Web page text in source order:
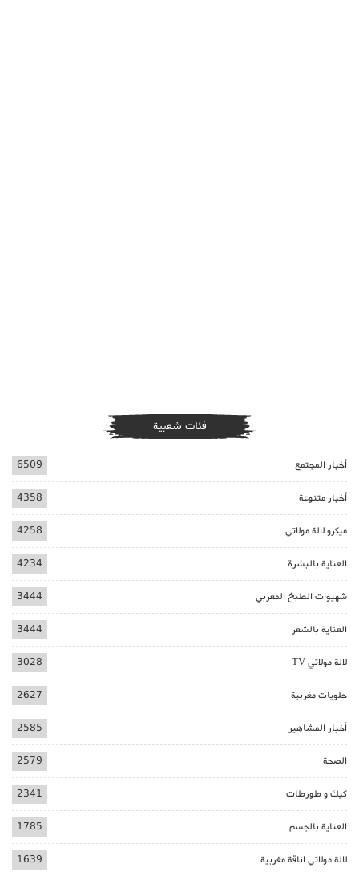
فئات شعبية
أخبار المجتمع 6509
أخبار متنوعة 4358
ميكرو لالة مولاتي 4258
العناية بالبشرة 4234
شهيوات الطبخ المغربي 3444
العناية بالشعر 3444
لالة مولاتي TV 3028
حلويات مغربية 2627
أخبار المشاهير 2585
الصحة 2579
كيك و طورطات 2341
العناية بالجسم 1785
لالة مولاتي اناقة مغربية 1639